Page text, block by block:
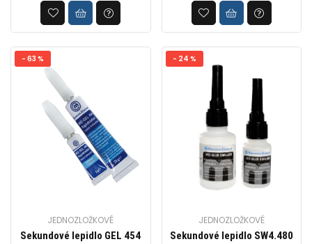
- 63 %
JEDNOZLOŽKOVÉ
Sekundové lepidlo GEL 454
- 24 %
JEDNOZLOŽKOVÉ
Sekundové lepidlo SW4.480